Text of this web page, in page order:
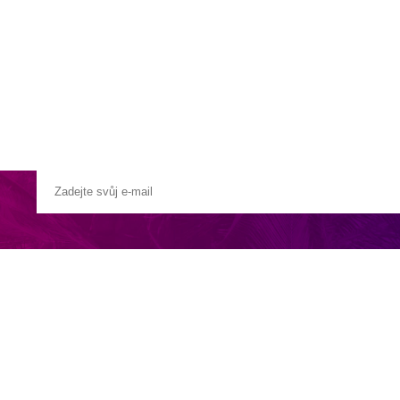
služeb v hlavní budově
350 let starého dřeva